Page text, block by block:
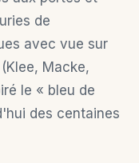
de
avec vue sur
Macke,
le « bleu de
des centaines